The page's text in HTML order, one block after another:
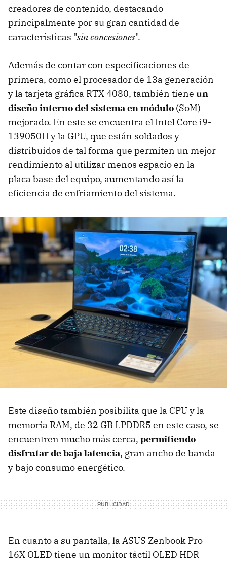
creadores de contenido, destacando
principalmente por su gran cantidad de
características "sin concesiones".
Además de contar con especificaciones de
primera, como el procesador de 13a generación
y la tarjeta gráfica RTX 4080, también tiene un
diseño interno del sistema en módulo (SoM)
mejorado. En este se encuentra el Intel Core i9-
139050H y la GPU, que están soldados y
distribuidos de tal forma que permiten un mejor
rendimiento al utilizar menos espacio en la
placa base del equipo, aumentando así la
eficiencia de enfriamiento del sistema.
Este diseño también posibilita que la CPU y la
memoria RAM, de 32 GB LPDDR5 en este caso, se
encuentren mucho más cerca, permitiendo
disfrutar de baja latencia, gran ancho de banda
y bajo consumo energético.
En cuanto a su pantalla, la ASUS Zenbook Pro
16X OLED tiene un monitor táctil OLED HDR